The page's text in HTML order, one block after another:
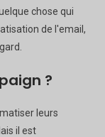
chose qui
de l'email,
?
leurs
il est